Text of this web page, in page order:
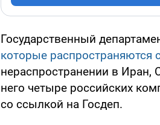
Государственный
которые распространяются
нераспространении в
него четыре российских
со ссылкой на Госдеп.